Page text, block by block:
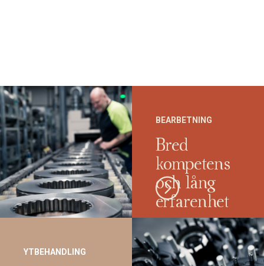
BEARBETNING
Bred
kompetens
och lång
erfarenhet
Våra medarbetare har
en bred kompetens
och lång erfarenhet av
bearbetning i olika
YTBEHANDLING